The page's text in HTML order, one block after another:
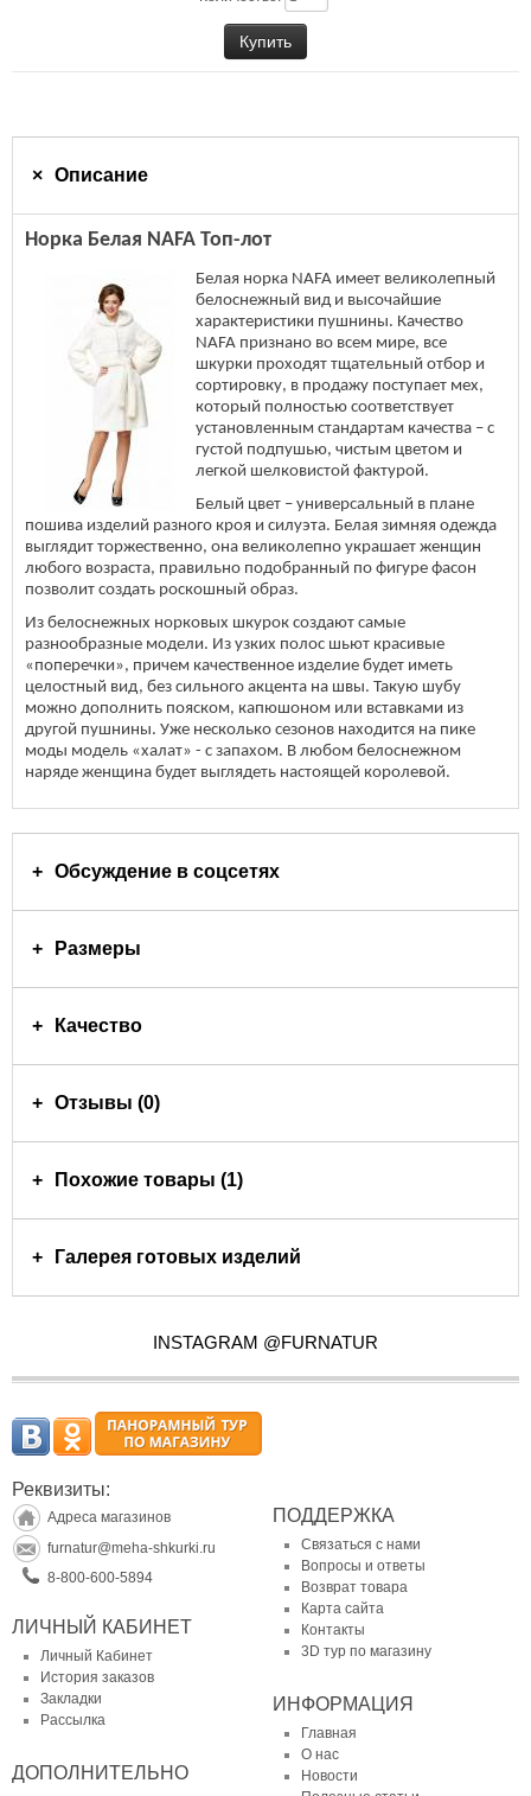
Описание
Норка Белая NAFA Топ-лот
Белая норка NAFA имеет великолепный
белоснежный вид и высочайшие
характеристики пушнины. Качество
NAFA признано во всем мире, все
шкурки проходят тщательный отбор и
сортировку, в продажу поступает мех,
который полностью соответствует
установленным стандартам качества – с
густой подпушью, чистым цветом и
легкой шелковистой фактурой.
Белый цвет – универсальный в плане
пошива изделий разного кроя и силуэта. Белая зимняя одежда
выглядит торжественно, она великолепно украшает женщин
любого возраста, правильно подобранный по фигуре фасон
позволит создать роскошный образ.
Из белоснежных норковых шкурок создают самые
разнообразные модели. Из узких полос шьют красивые
«поперечки», причем качественное изделие будет иметь
целостный вид, без сильного акцента на швы. Такую шубу
можно дополнить пояском, капюшоном или вставками из
другой пушнины. Уже несколько сезонов находится на пике
моды модель «халат» - с запахом. В любом белоснежном
наряде женщина будет выглядеть настоящей королевой.
Обсуждение в соцсетях
Размеры
Качество
Отзывы (0)
Похожие товары (1)
Галерея готовых изделий
INSTAGRAM @FURNATUR
Реквизиты:
Адреса магазинов
furnatur@meha-shkurki.ru
8-800-600-5894
ЛИЧНЫЙ КАБИНЕТ
Личный Кабинет
История заказов
Закладки
Рассылка
ДОПОЛНИТЕЛЬНО
ПОДДЕРЖКА
Связаться с нами
Вопросы и ответы
Возврат товара
Карта сайта
Контакты
3D тур по магазину
ИНФОРМАЦИЯ
Главная
О нас
Новости